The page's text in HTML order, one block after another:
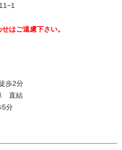
はご遠慮下さい。
歩2分
直結
分